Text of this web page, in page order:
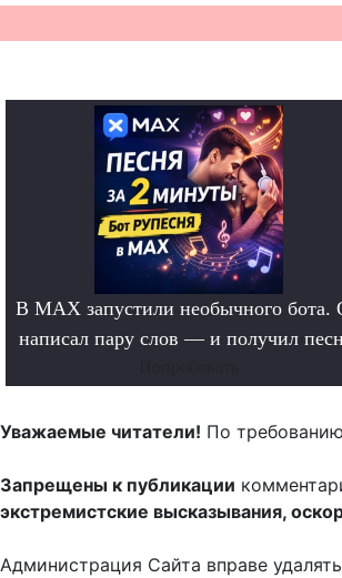
В MAX запустили необычного бота.
написал пару слов — и получил
Уважаемые читатели! По
Запрещены к публикации
экстремистские высказывания,
Администрация Сайта вправе